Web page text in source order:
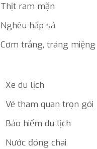
Thịt ram mặn
Nghêu hấp sả
Cơm trắng, tráng miệng
Xe du lịch
Vé tham quan trọn gói
Bảo hiểm du lịch
Nước đóng chai